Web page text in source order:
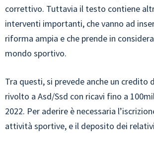
correttivo. Tuttavia il testo contiene
interventi importanti, che vanno ad
riforma ampia e che prende in
mondo sportivo.
Tra questi, si prevede anche un credito
rivolto a Asd/Ssd con ricavi fino a
2022. Per aderire è necessaria
attività sportive, e il deposito dei